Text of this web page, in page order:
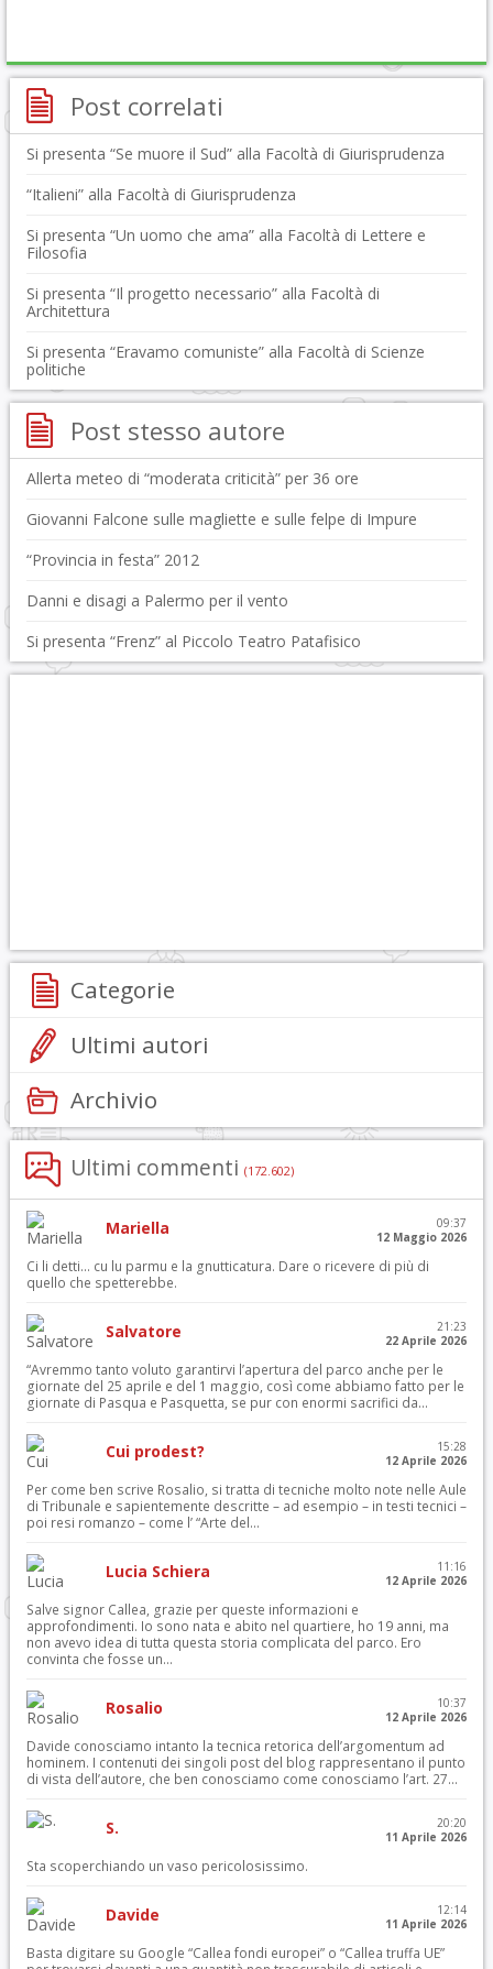
Post correlati
Si presenta “Se muore il Sud” alla Facoltà di Giurisprudenza
“Italieni” alla Facoltà di Giurisprudenza
Si presenta “Un uomo che ama” alla Facoltà di Lettere e
Filosofia
Si presenta “Il progetto necessario” alla Facoltà di
Architettura
Si presenta “Eravamo comuniste” alla Facoltà di Scienze
politiche
Post stesso autore
Allerta meteo di “moderata criticità” per 36 ore
Giovanni Falcone sulle magliette e sulle felpe di Impure
“Provincia in festa” 2012
Danni e disagi a Palermo per il vento
Si presenta “Frenz” al Piccolo Teatro Patafisico
Categorie
Ultimi autori
Archivio
Ultimi commenti (172.602)
Mariella
09:37
12 Maggio 2026
Ci li detti… cu lu parmu e la gnutticatura. Dare o ricevere di più di
quello che spetterebbe.
Salvatore
21:23
22 Aprile 2026
“Avremmo tanto voluto garantirvi l’apertura del parco anche per le
giornate del 25 aprile e del 1 maggio, così come abbiamo fatto per le
giornate di Pasqua e Pasquetta, se pur con enormi sacrifici da...
Cui prodest?
15:28
12 Aprile 2026
Per come ben scrive Rosalio, si tratta di tecniche molto note nelle Aule
di Tribunale e sapientemente descritte – ad esempio – in testi tecnici –
poi resi romanzo – come l’ “Arte del...
Lucia Schiera
11:16
12 Aprile 2026
Salve signor Callea, grazie per queste informazioni e
approfondimenti. Io sono nata e abito nel quartiere, ho 19 anni, ma
non avevo idea di tutta questa storia complicata del parco. Ero
convinta che fosse un...
Rosalio
10:37
12 Aprile 2026
Davide conosciamo intanto la tecnica retorica dell’argomentum ad
hominem. I contenuti dei singoli post del blog rappresentano il punto
di vista dell’autore, che ben conosciamo come conosciamo l’art. 27...
S.
20:20
11 Aprile 2026
Sta scoperchiando un vaso pericolosissimo.
Davide
12:14
11 Aprile 2026
Basta digitare su Google “Callea fondi europei” o “Callea truffa UE”